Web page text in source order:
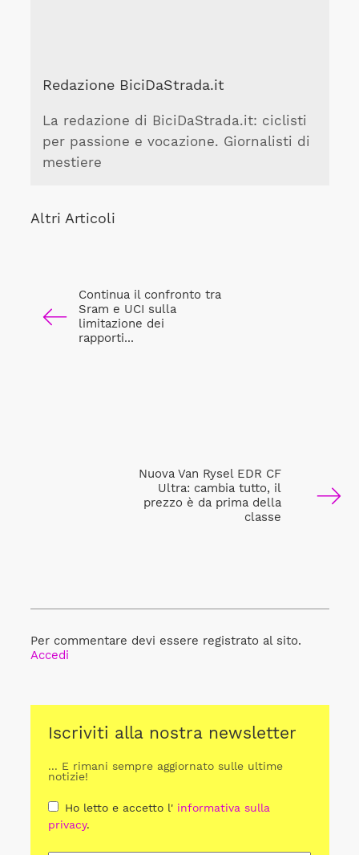
Redazione BiciDaStrada.it
La redazione di BiciDaStrada.it: ciclisti
per passione e vocazione. Giornalisti di
mestiere
Altri Articoli
Continua il confronto tra
Sram e UCI sulla
limitazione dei
rapporti...
Nuova Van Rysel EDR CF
Ultra: cambia tutto, il
prezzo è da prima della
classe
Per commentare devi essere registrato al sito.
Accedi
Iscriviti alla nostra newsletter
... E rimani sempre aggiornato sulle ultime
notizie!
Ho letto e accetto l' informativa sulla
privacy.